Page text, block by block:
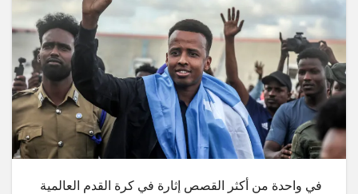
في واحدة من أكثر القصص إثارة في كرة القدم العالمية